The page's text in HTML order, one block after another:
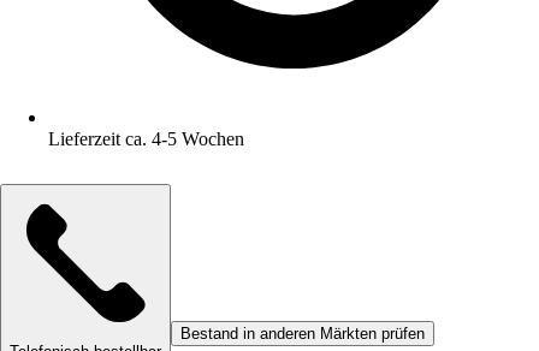
Lieferzeit ca. 4-5 Wochen
Bestand in anderen Märkten prüfen